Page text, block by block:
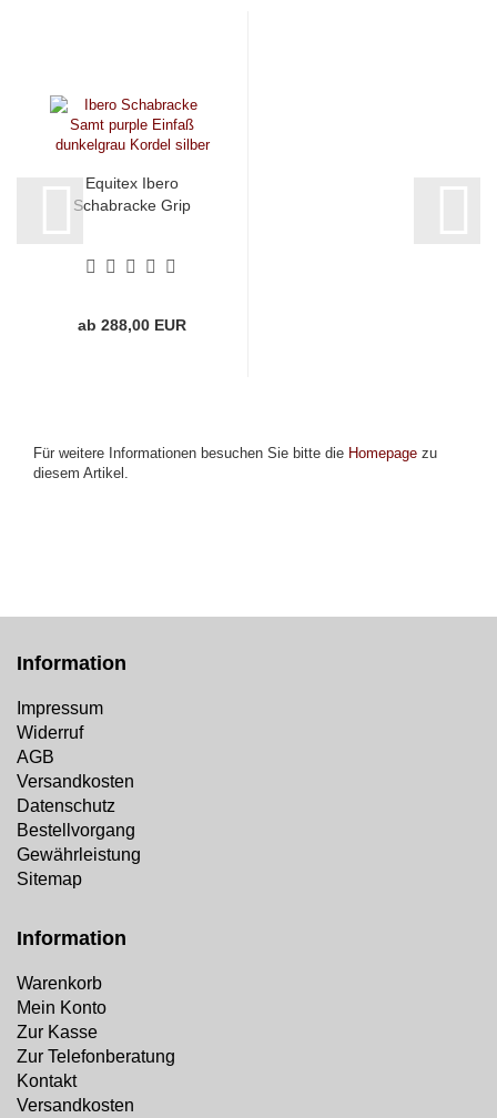
Equitex Ibero
Schabracke Grip
ab 288,00 EUR
Für weitere Informationen besuchen Sie bitte die Homepage zu
diesem Artikel.
Information
Impressum
Widerruf
AGB
Versandkosten
Datenschutz
Bestellvorgang
Gewährleistung
Sitemap
Information
Warenkorb
Mein Konto
Zur Kasse
Zur Telefonberatung
Kontakt
Versandkosten